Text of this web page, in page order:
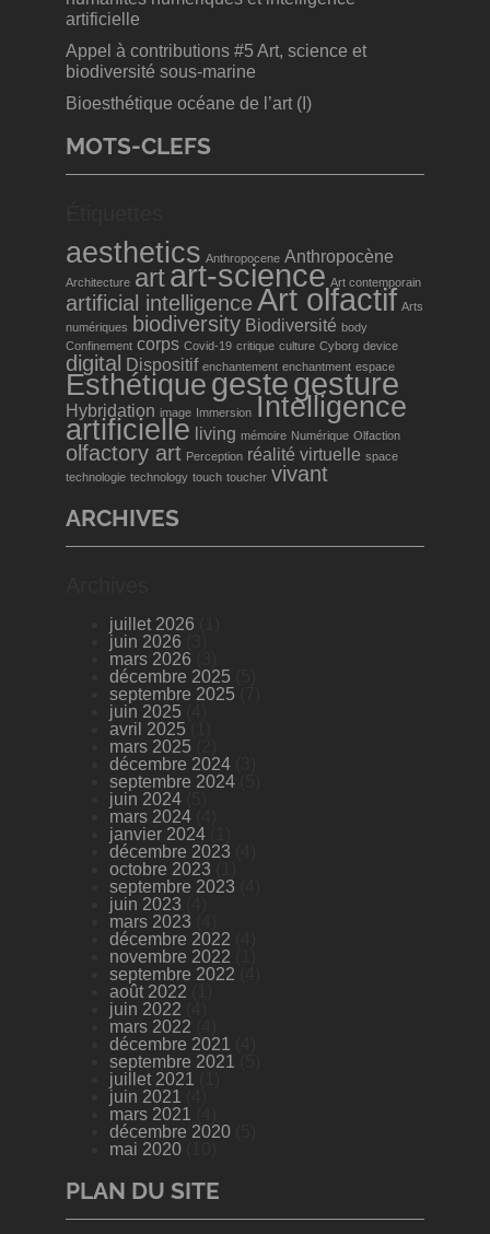
artificielle
Appel à contributions #5 Art, science et
biodiversité sous-marine
Bioesthétique océane de l’art (I)
MOTS-CLEFS
aesthetics Anthropocene Anthropocène
Architecture artart-science Art contemporain
artificial intelligence Art olfactif Arts
numériques
biodiversity Biodiversité body
Confinement corps Covid-19 critique culture Cyborg device
digital Dispositif enchantement enchantment espace
Esthétique gestegesture
Hybridation image Immersion Intelligence
artificielle living mémoire Numérique Olfaction
olfactory art Perception réalité virtuelle space
technologie technology touch toucher vivant
ARCHIVES
juillet 2026
juin 2026
mars 2026
décembre 2025
septembre 2025
juin 2025
avril 2025
mars 2025
décembre 2024
septembre 2024
juin 2024
mars 2024
janvier 2024
décembre 2023
octobre 2023
septembre 2023
juin 2023
mars 2023
décembre 2022
novembre 2022
septembre 2022
août 2022
juin 2022
mars 2022
décembre 2021
septembre 2021
juillet 2021
juin 2021
mars 2021
décembre 2020
mai 2020
PLAN DU SITE